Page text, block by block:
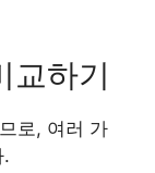
교하기
로, 여러 가
.